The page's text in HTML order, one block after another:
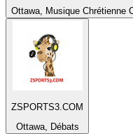
Ottawa, Musique Chrétienne
ZSPORTS3.COM
Ottawa, Débats